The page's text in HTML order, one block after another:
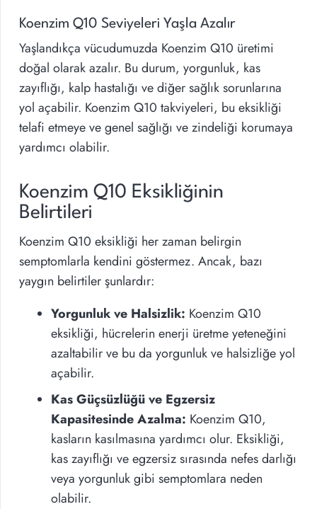
Koenzim Q10 Seviyeleri Yaşla Azalır
Yaşlandıkça vücudumuzda Koenzim Q10 üretimi
doğal olarak azalır. Bu durum, yorgunluk, kas
zayıflığı, kalp hastalığı ve diğer sağlık sorunlarına
yol açabilir. Koenzim Q10 takviyeleri, bu eksikliği
telafi etmeye ve genel sağlığı ve zindeliği korumaya
yardımcı olabilir.
Koenzim Q10 Eksikliğinin
Belirtileri
Koenzim Q10 eksikliği her zaman belirgin
semptomlarla kendini göstermez. Ancak, bazı
yaygın belirtiler şunlardır:
Yorgunluk ve Halsizlik: Koenzim Q10
eksikliği, hücrelerin enerji üretme yeteneğini
azaltabilir ve bu da yorgunluk ve halsizliğe yol
açabilir.
Kas Güçsüzlüğü ve Egzersiz
Kapasitesinde Azalma: Koenzim Q10,
kasların kasılmasına yardımcı olur. Eksikliği,
kas zayıflığı ve egzersiz sırasında nefes darlığı
veya yorgunluk gibi semptomlara neden
olabilir.